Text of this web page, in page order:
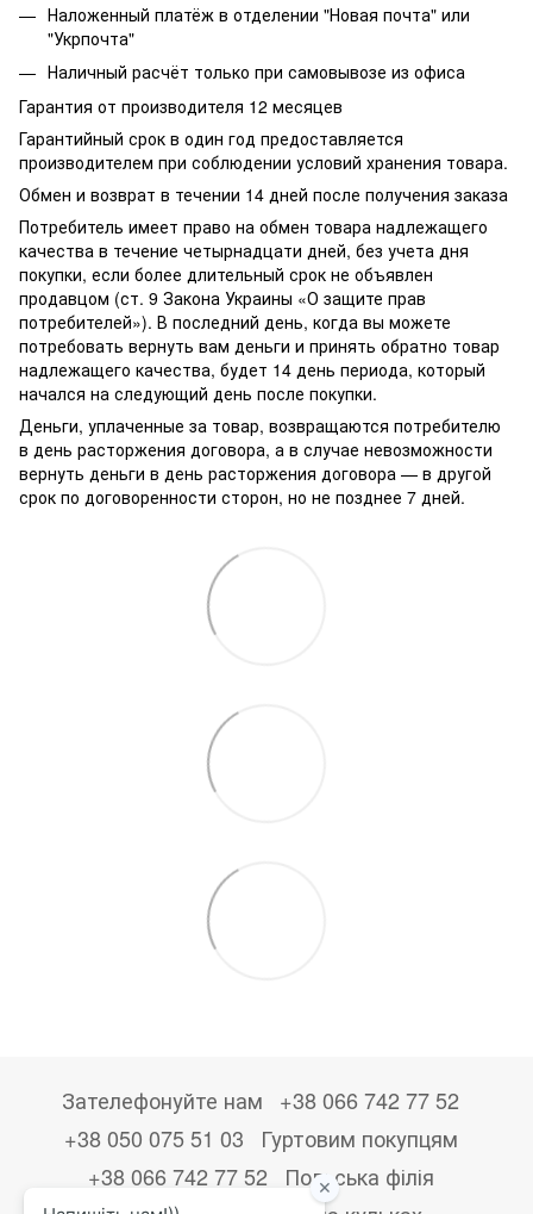
Наложенный платёж в отделении "Новая почта" или
"Укрпочта"
Наличный расчёт только при самовывозе из офиса
Гарантия от производителя 12 месяцев
Гарантийный срок в один год предоставляется
производителем при соблюдении условий хранения товара.
Обмен и возврат в течении 14 дней после получения заказа
Потребитель имеет право на обмен товара надлежащего
качества в течение четырнадцати дней, без учета дня
покупки, если более длительный срок не объявлен
продавцом (ст. 9 Закона Украины «О защите прав
потребителей»). В последний день, когда вы можете
потребовать вернуть вам деньги и принять обратно товар
надлежащего качества, будет 14 день периода, который
начался на следующий день после покупки.
Деньги, уплаченные за товар, возвращаются потребителю
в день расторжения договора, а в случае невозможности
вернуть деньги в день расторжения договора — в другой
срок по договоренности сторон, но не позднее 7 дней.
Зателефонуйте нам
+38 066 742 77 52
+38 050 075 51 03
Гуртовим покупцям
+38 066 742 77 52
Польська філія